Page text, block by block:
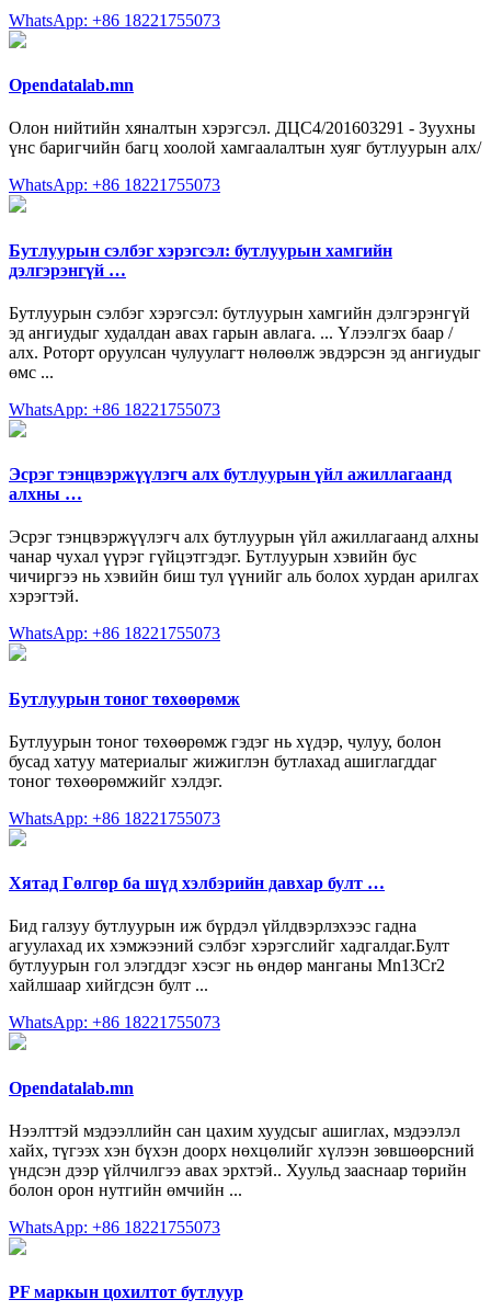
WhatsApp: +86 18221755073
Opendatalab.mn
Олон нийтийн хяналтын хэрэгсэл. ДЦС4/201603291 - Зуухны
үнс баригчийн багц хоолой хамгаалалтын хуяг бутлуурын алх/
WhatsApp: +86 18221755073
Бутлуурын сэлбэг хэрэгсэл: бутлуурын хамгийн
дэлгэрэнгүй …
Бутлуурын сэлбэг хэрэгсэл: бутлуурын хамгийн дэлгэрэнгүй
эд ангиудыг худалдан авах гарын авлага. ... Үлээлгэх баар /
алх. Роторт оруулсан чулуулагт нөлөөлж эвдэрсэн эд ангиудыг
өмс ...
WhatsApp: +86 18221755073
Эсрэг тэнцвэржүүлэгч алх бутлуурын үйл ажиллагаанд
алхны …
Эсрэг тэнцвэржүүлэгч алх бутлуурын үйл ажиллагаанд алхны
чанар чухал үүрэг гүйцэтгэдэг. Бутлуурын хэвийн бус
чичиргээ нь хэвийн биш тул үүнийг аль болох хурдан арилгах
хэрэгтэй.
WhatsApp: +86 18221755073
Бутлуурын тоног төхөөрөмж
Бутлуурын тоног төхөөрөмж гэдэг нь хүдэр, чулуу, болон
бусад хатуу материалыг жижиглэн бутлахад ашиглагддаг
тоног төхөөрөмжийг хэлдэг.
WhatsApp: +86 18221755073
Хятад Гөлгөр ба шүд хэлбэрийн давхар булт …
Бид галзуу бутлуурын иж бүрдэл үйлдвэрлэхээс гадна
агуулахад их хэмжээний сэлбэг хэрэгслийг хадгалдаг.Булт
бутлуурын гол элэгддэг хэсэг нь өндөр манганы Mn13Cr2
хайлшаар хийгдсэн булт ...
WhatsApp: +86 18221755073
Opendatalab.mn
Нээлттэй мэдээллийн сан цахим хуудсыг ашиглах, мэдээлэл
хайх, түгээх хэн бүхэн доорх нөхцөлийг хүлээн зөвшөөрсний
үндсэн дээр үйлчилгээ авах эрхтэй.. Хуульд зааснаар төрийн
болон орон нутгийн өмчийн ...
WhatsApp: +86 18221755073
PF маркын цохилтот бутлуур